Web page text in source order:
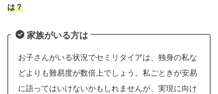
は？
家族がいる方は
お子さんがいる状況でセミリタイアは、独身の私な
どよりも難易度が数倍上でしょう。私ごときが安易
に語ってはいけないかもしれませんが、実現に向け